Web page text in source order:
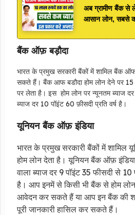
अब ग्रामीण बैंक
आसान लोन, सबसे
बैंक ऑफ़ बड़ौदा
भारत के प्रमुख सरकारी बैंकों में शामिल बैंक
सकते हैं। बैंक आफ बडौदा होम लोन देने पर 15
पर लेता है। इस होम लोन पर न्यूनतम ब्याज
ब्याज दर 10 पॉइंट 60 फ़ीसदी प्रति वर्ष है।
यूनियन बैंक ऑफ़ इंडिया
भारत के प्रमुख सरकारी बैंकों में शामिल
होम लोन देता है। यूनियन बैंक ऑफ़
वाला ब्याज दर 9 पॉइंट 35 फीसदी से 10
है। आप इनमें से किसी भी बैंक से होम
आवेदन कर सकते हैं या आप इन बैंक की
पूरी जानकारी हासिल कर सकते हैं।